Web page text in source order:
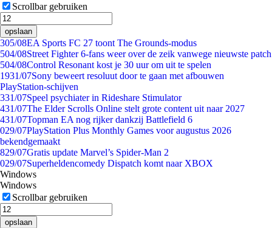
Scrollbar gebruiken
opslaan
305/08EA Sports FC 27 toont The Grounds-modus
504/08Street Fighter 6-fans weer over de zeik vanwege nieuwste patch
504/08Control Resonant kost je 30 uur om uit te spelen
1931/07Sony beweert resoluut door te gaan met afbouwen
PlayStation-schijven
331/07Speel psychiater in Rideshare Stimulator
431/07The Elder Scrolls Online stelt grote content uit naar 2027
431/07Topman EA nog rijker dankzij Battlefield 6
029/07PlayStation Plus Monthly Games voor augustus 2026
bekendgemaakt
829/07Gratis update Marvel’s Spider-Man 2
029/07Superheldencomedy Dispatch komt naar XBOX
Windows
Windows
Scrollbar gebruiken
opslaan